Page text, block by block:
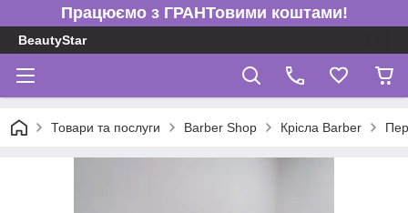
Працюємо з ГРАНТовими коштами!
BeautyStar
Товари та послуги Barber Shop Крісла Barber